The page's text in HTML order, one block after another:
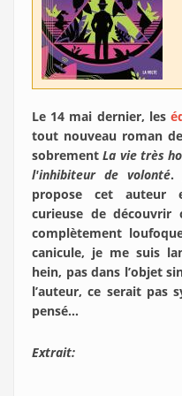
Le 14 mai dernier, les
tout nouveau roman
sobrementLa vie très
l'inhibiteur de volonté.
propose cet auteur
curieuse de
complètement
canicule, je me suis
hein, pas dans l’objet
l’auteur, ce serait pas
pensé…
Extrait: